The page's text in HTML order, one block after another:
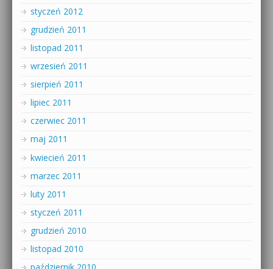
styczeń 2012
grudzień 2011
listopad 2011
wrzesień 2011
sierpień 2011
lipiec 2011
czerwiec 2011
maj 2011
kwiecień 2011
marzec 2011
luty 2011
styczeń 2011
grudzień 2010
listopad 2010